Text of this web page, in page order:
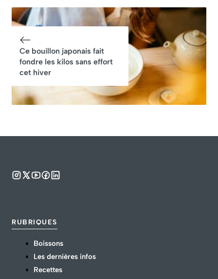
transformer votre
jardin et booster
concentre le plus
de pesticides :
faut-il arrêter d’en
manger ?
Ce bouillon japonais fait
fondre les kilos sans effort
cet hiver
RUBRIQUES
Boissons
Les dernières infos
Recettes